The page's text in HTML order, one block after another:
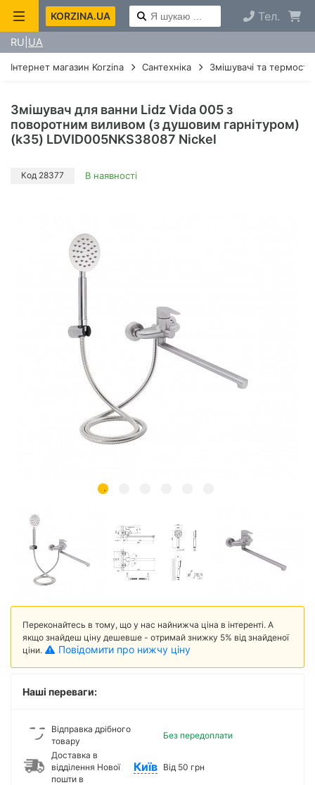
KORZINA.UA Тел.
RU UA
Інтернет магазин Korzina Сантехніка Змішувачі та
Змішувач для ванни Lidz Vida 005 з
поворотним виливом (з душовим гарнітуром)
(k35) LDVID005NKS38087 Nickel
Код 28377 В наявності
Переконайтесь в тому, що у нас найнижча ціна в інтеренті. А
якщо знайдеш ціну дешевше - отримай знижку 5% від знайденої
ціни.
Повідомити про нижчу ціну
Наші переваги:
Відправка дрібного
товару
Без передоплати
Доставка в
відділення Нової
пошти в
Київ Від 50 грн